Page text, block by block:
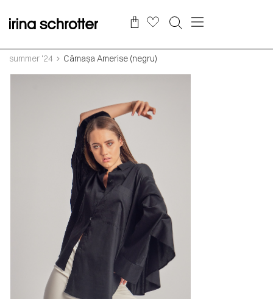
summer '24 Cămașa Amerise (negru)